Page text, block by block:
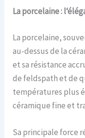
La porcelaine :l‘é
La porcelaine,
au-dessus de la
et sa résistance
de feldspath et de
températures plus
céramique fine et
Sa principale force